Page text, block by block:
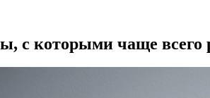
с которыми чаще всего